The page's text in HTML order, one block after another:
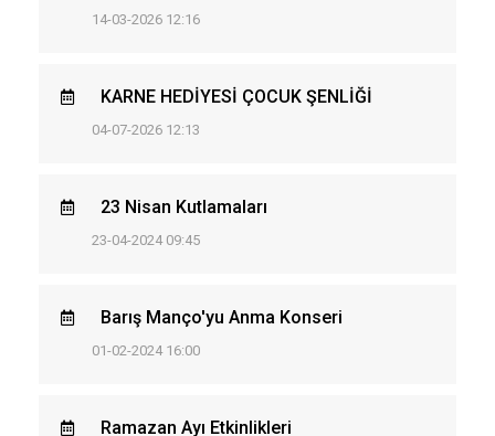
14-03-2026 12:16
KARNE HEDİYESİ ÇOCUK ŞENLİĞİ
04-07-2026 12:13
23 Nisan Kutlamaları
23-04-2024 09:45
Barış Manço'yu Anma Konseri
01-02-2024 16:00
Ramazan Ayı Etkinlikleri